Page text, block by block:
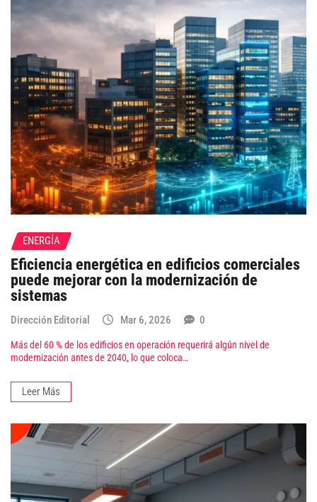
ENERGÍA
Eficiencia energética en edificios comerciales
puede mejorar con la modernización de
sistemas
Dirección Editorial Mar 6, 2026 0
Más del 60 % de los edificios en operación requerirá algún nivel de
modernización antes de 2040, lo que coloca…
Leer Más